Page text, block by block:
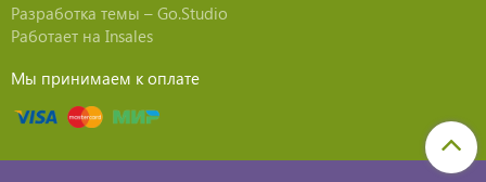
Разработка темы – Go.Studio
Работает на Insales
Мы принимаем к оплате